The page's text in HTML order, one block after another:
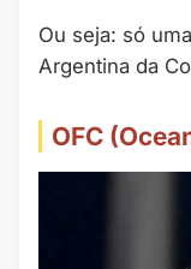
Ou seja: só
Argentina da
OFC